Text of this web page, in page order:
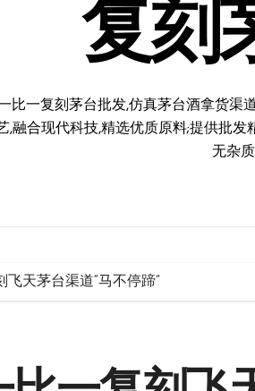
复刻
比一复刻茅台批发,仿真茅台酒拿货渠
,融合现代科技,精选优质原料;提供批
无杂
飞天茅台渠道“马不停蹄”